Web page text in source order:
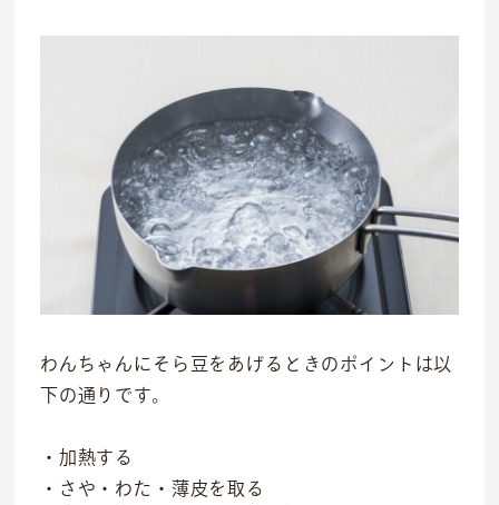
わんちゃんにそら豆をあげるときのポイントは以
下の通りです。
・加熱する
・さや・わた・薄皮を取る